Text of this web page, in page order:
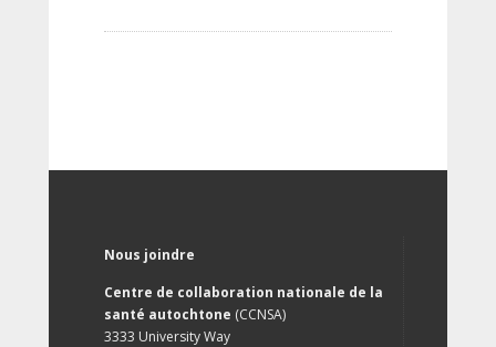
Nous joindre
Centre de collaboration nationale de la
santé autochtone (CCNSA)
3333 University Way